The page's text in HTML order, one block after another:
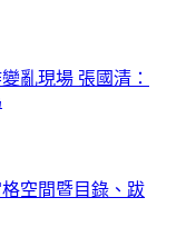
亂現場 張國清：
空間暨目錄、跋